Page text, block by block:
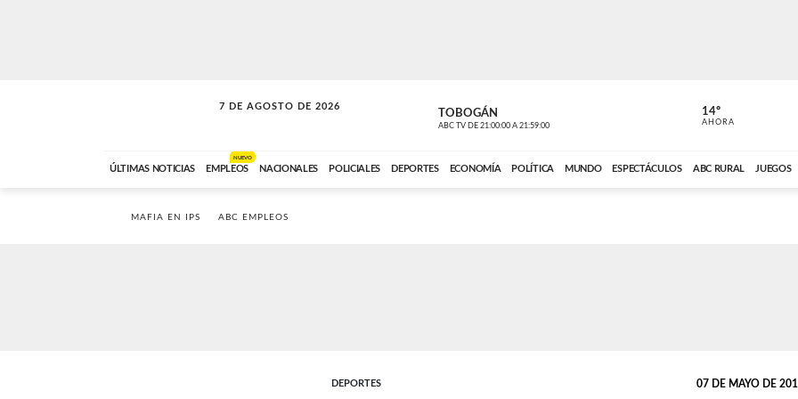
7 DE AGOSTO DE 2026
SOLO MÚSICA TOBOGÁN
ABC TV DE 21:00:00 A 21:59:00 ABC CARDINAL
14º
AHORA
ÚLTIMAS NOTICIAS EMPLEOS
NUEVO
NACIONALES POLICIALES DEPORTES ECONOMÍA POLÍTICA MUNDO ESPECTÁCULOS ABC RURAL JUEGOS
MAFIA EN IPS ABC EMPLEOS
DEPORTES 07 DE MAYO DE